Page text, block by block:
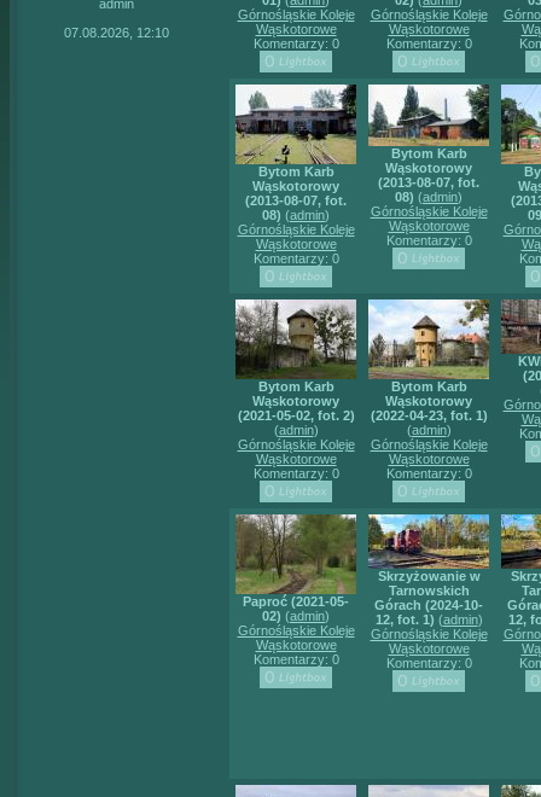
admin
07.08.2026, 12:10
Górnośląskie Koleje
Wąskotorowe
Komentarzy: 0
Górnośląskie Koleje
Wąskotorowe
Komentarzy: 0
Bytom Karb
Wąskotorowy
(2013-08-07, fot.
08) (admin)
Górnośląskie Koleje
Wąskotorowe
Komentarzy: 0
Bytom Karb
Wąskotorowy
(2013-08-07, fot.
08) (admin)
Górnośląskie Koleje
Wąskotorowe
Komentarzy: 0
Bytom Karb
Wąskotorowy
(2021-05-02, fot. 2)
(admin)
Górnośląskie Koleje
Wąskotorowe
Komentarzy: 0
Bytom Karb
Wąskotorowy
(2022-04-23, fot. 1)
(admin)
Górnośląskie Koleje
Wąskotorowe
Komentarzy: 0
Paproć (2021-05-
02) (admin)
Górnośląskie Koleje
Wąskotorowe
Komentarzy: 0
Skrzyżowanie w
Tarnowskich
Górach (2024-10-
12, fot. 1) (admin)
Górnośląskie Koleje
Wąskotorowe
Komentarzy: 0
12,